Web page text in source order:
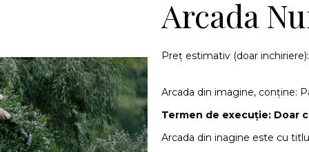
Arcada
Preț estimativ (doar
Arcada din imagine, conține:
Termen de execuție: Doar
Arcada din inagine este cu